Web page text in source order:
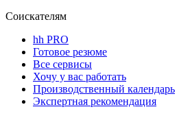
Соискателям
hh PRO
Готовое резюме
Все сервисы
Хочу у вас работать
Производственный календарь
Экспертная рекомендация